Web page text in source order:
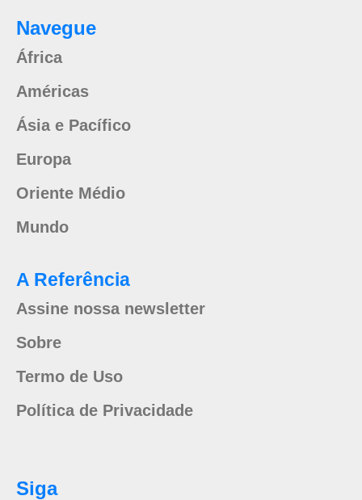
Navegue
África
Américas
Ásia e Pacífico
Europa
Oriente Médio
Mundo
A Referência
Assine nossa newsletter
Sobre
Termo de Uso
Política de Privacidade
Siga